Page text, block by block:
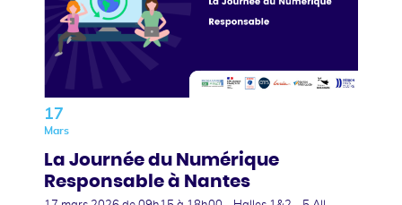
17
Mars
La Journée du Numérique
Responsable à Nantes